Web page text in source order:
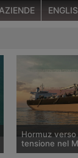
AZIENDE
Hormuz verso
tensione nel